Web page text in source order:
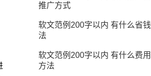
推广方式
软文范例200字以内 有什么省
法
软文范例200字以内 有什么费
方法